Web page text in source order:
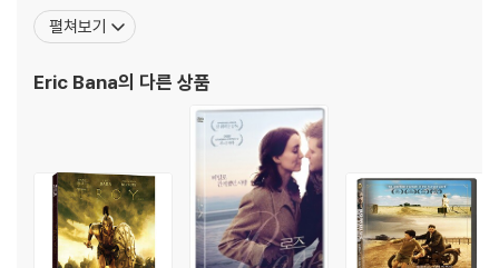
작품에 출연했으며, 독보적인 액션 카리스마로 처절한 도주자이자
끈질긴 추격자인 <데드폴>의 <애디슨> 역을 훌륭하게 소화해낸다.
005)|아브너 뮌헨+10분단편(2005)|주연
펼쳐보기
Eric Bana의 다른 상품